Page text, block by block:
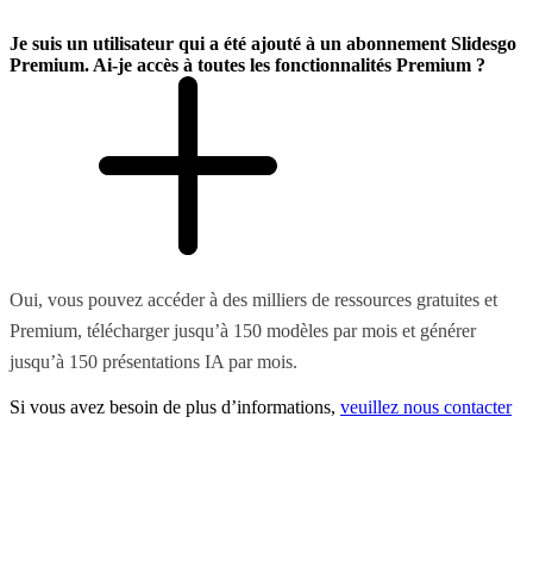
Je suis un utilisateur qui a été ajouté à un abonnement Slidesgo
Premium. Ai-je accès à toutes les fonctionnalités Premium ?
Oui, vous pouvez accéder à des milliers de ressources gratuites et
Premium, télécharger jusqu’à 150 modèles par mois et générer
jusqu’à 150 présentations IA par mois.
Si vous avez besoin de plus d’informations, veuillez nous contacter